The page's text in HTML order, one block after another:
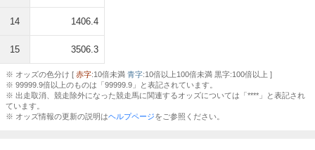
14 1406.4
15 3506.3
※ オッズの色分け [ 赤字:10倍未満 青字:10倍以上100倍未満 黒字:100倍以上 ]
※ 99999.9倍以上のものは「99999.9」と表記されています。
※ 出走取消、競走除外になった競走馬に関連するオッズについては「****」と表記され
ています。
※ オッズ情報の更新の説明はヘルプページをご参照ください。